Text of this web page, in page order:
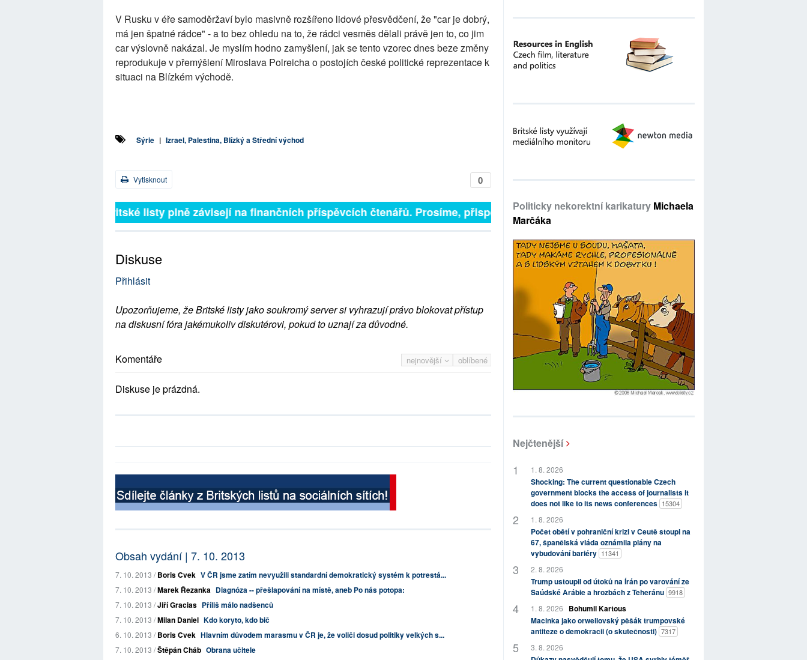
V Rusku v éře samoděržaví bylo masivně rozšířeno lidové přesvědčení, že "car je dobrý,
má jen špatné rádce" - a to bez ohledu na to, že rádci vesměs dělali právě jen to, co jim
car výslovně nakázal. Je myslím hodno zamyšlení, jak se tento vzorec dnes beze změny
reprodukuje v přemýšlení Miroslava Polreicha o postojích české politické reprezentace k
situaci na Blízkém východě.
Sýrie | Izrael, Palestina, Blízký a Střední východ
0
Vytisknout
Britské listy plně závisejí na finančních příspěvcích čtenářů. Prosíme, přispějte. ➥
Diskuse
Přihlásit
Upozorňujeme, že Britské listy jako soukromý server si vyhrazují právo blokovat přístup
na diskusní fóra jakémukoliv diskutérovi, pokud to uznají za důvodné.
nejnovější oblíbené
Komentáře
Diskuse je prázdná.
Obsah vydání | 7. 10. 2013
7. 10. 2013 /Boris Cvek V ČR jsme zatím nevyužili standardní demokratický systém k potrestá...
7. 10. 2013 /Marek Řezanka Diagnóza -- přešlapování na místě, aneb Po nás potopa:
7. 10. 2013 /Jiří Gracias Příliš málo nadšenců
7. 10. 2013 /Milan Daniel Kdo koryto, kdo bič
6. 10. 2013 /Boris Cvek Hlavním důvodem marasmu v ČR je, že voliči dosud politiky velkých s...
7. 10. 2013 /Štěpán Cháb Obrana učitele
Politicky nekorektní karikatury Michaela
Marčáka
Nejčtenější
1. 8. 2026
Shocking: The current questionable Czech
government blocks the access of journalists it
does not like to its news conferences 15304
1. 8. 2026
Počet obětí v pohraniční krizi v Ceutě stoupl na
67, španělská vláda oznámila plány na
vybudování bariéry 11341
2. 8. 2026
Trump ustoupil od útoků na Írán po varování ze
Saúdské Arábie a hrozbách z Teheránu 9918
1. 8. 2026
Bohumil Kartous
Macinka jako orwellovský pěšák trumpovské
antiteze o demokracii (o skutečnosti) 7317
3. 8. 2026